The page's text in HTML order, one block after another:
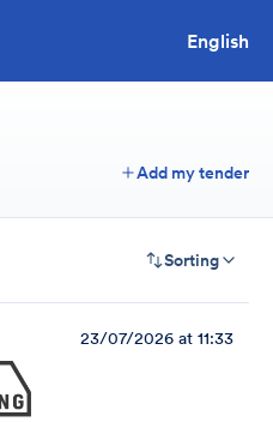
English
Add my tender
Sorting
23/07/2026 at 11:33